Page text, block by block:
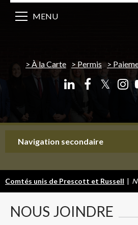
À la Carte Permis
𝕏
MENU
Navigation secondaire
Comtés unis de Prescott et Russell |
NOUS JOINDRE